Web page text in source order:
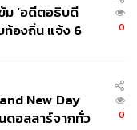
ม ‘อดีตอธิบดี
องถิ่น แจ้ง 6
0
New Day
ดอลลาร์จากทั่ว
0